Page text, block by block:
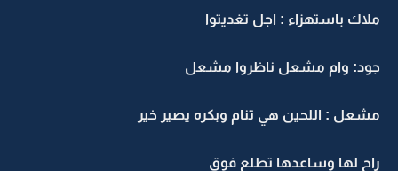
ملاك باستهزاء : اجل تغديتوا
جود: وام مشعل ناظروا مشعل
مشعل : اللحين هي تنام وبكره يصير خير
راح لها وساعدها تطلع فوق